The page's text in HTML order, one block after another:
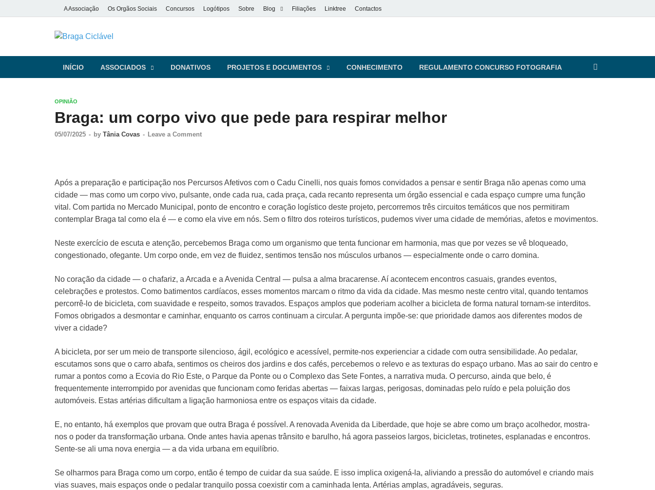
A Associação Os Orgãos Sociais Concursos Logótipos Sobre Blog Filiações Linktree Contactos
Braga Ciclável
INÍCIO ASSOCIADOS DONATIVOS PROJETOS E DOCUMENTOS CONHECIMENTO REGULAMENTO CONCURSO FOTOGRAFIA
OPINIÃO
Braga: um corpo vivo que pede para respirar melhor
05/07/2025 - by Tânia Covas - Leave a Comment
Após a preparação e participação nos Percursos Afetivos com o Cadu Cinelli, nos quais fomos convidados a pensar e sentir Braga não apenas como uma
cidade — mas como um corpo vivo, pulsante, onde cada rua, cada praça, cada recanto representa um órgão essencial e cada espaço cumpre uma função
vital. Com partida no Mercado Municipal, ponto de encontro e coração logístico deste projeto, percorremos três circuitos temáticos que nos permitiram
contemplar Braga tal como ela é — e como ela vive em nós. Sem o filtro dos roteiros turísticos, pudemos viver uma cidade de memórias, afetos e movimentos.
Neste exercício de escuta e atenção, percebemos Braga como um organismo que tenta funcionar em harmonia, mas que por vezes se vê bloqueado,
congestionado, ofegante. Um corpo onde, em vez de fluidez, sentimos tensão nos músculos urbanos — especialmente onde o carro domina.
No coração da cidade — o chafariz, a Arcada e a Avenida Central — pulsa a alma bracarense. Aí acontecem encontros casuais, grandes eventos,
celebrações e protestos. Como batimentos cardíacos, esses momentos marcam o ritmo da vida da cidade. Mas mesmo neste centro vital, quando tentamos
percorrê-lo de bicicleta, com suavidade e respeito, somos travados. Espaços amplos que poderiam acolher a bicicleta de forma natural tornam-se interditos.
Fomos obrigados a desmontar e caminhar, enquanto os carros continuam a circular. A pergunta impõe-se: que prioridade damos aos diferentes modos de
viver a cidade?
A bicicleta, por ser um meio de transporte silencioso, ágil, ecológico e acessível, permite-nos experienciar a cidade com outra sensibilidade. Ao pedalar,
escutamos sons que o carro abafa, sentimos os cheiros dos jardins e dos cafés, percebemos o relevo e as texturas do espaço urbano. Mas ao sair do centro e
rumar a pontos como a Ecovia do Rio Este, o Parque da Ponte ou o Complexo das Sete Fontes, a narrativa muda. O percurso, ainda que belo, é
frequentemente interrompido por avenidas que funcionam como feridas abertas — faixas largas, perigosas, dominadas pelo ruído e pela poluição dos
automóveis. Estas artérias dificultam a ligação harmoniosa entre os espaços vitais da cidade.
E, no entanto, há exemplos que provam que outra Braga é possível. A renovada Avenida da Liberdade, que hoje se abre como um braço acolhedor, mostra-
nos o poder da transformação urbana. Onde antes havia apenas trânsito e barulho, há agora passeios largos, bicicletas, trotinetes, esplanadas e encontros.
Sente-se ali uma nova energia — a da vida urbana em equilíbrio.
Se olharmos para Braga como um corpo, então é tempo de cuidar da sua saúde. E isso implica oxigená-la, aliviando a pressão do automóvel e criando mais
vias suaves, mais espaços onde o pedalar tranquilo possa coexistir com a caminhada lenta. Artérias amplas, agradáveis, seguras.